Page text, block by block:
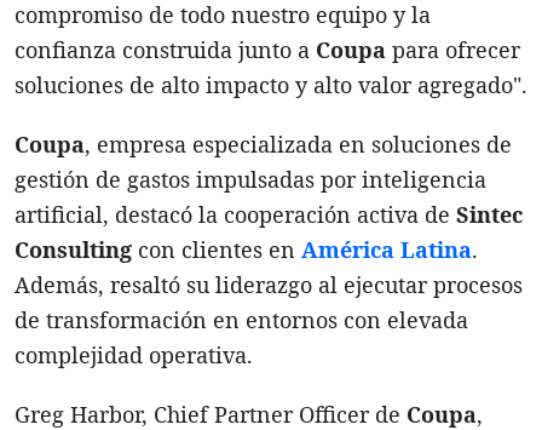
compromiso de todo nuestro equipo y la
confianza construida junto a Coupa para ofrecer
soluciones de alto impacto y alto valor agregado".
Coupa, empresa especializada en soluciones de
gestión de gastos impulsadas por inteligencia
artificial, destacó la cooperación activa de Sintec
Consulting con clientes en América Latina.
Además, resaltó su liderazgo al ejecutar procesos
de transformación en entornos con elevada
complejidad operativa.
Greg Harbor, Chief Partner Officer de Coupa,